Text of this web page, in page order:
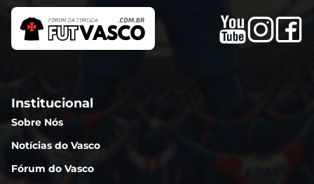
Institucional
Sobre Nós
Notícias do Vasco
Fórum do Vasco